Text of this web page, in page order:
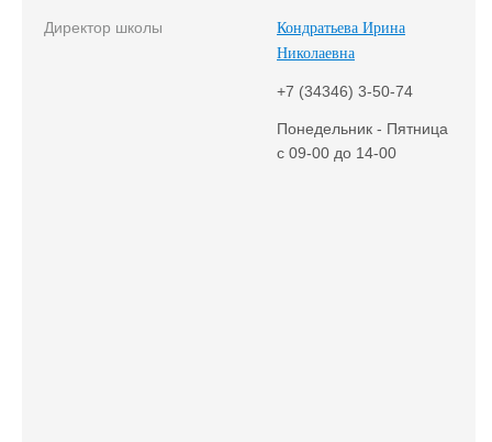
Директор школы
Кондратьева Ирина
Николаевна
+7 (34346) 3-50-74
Понедельник - Пятница
с 09-00 до 14-00